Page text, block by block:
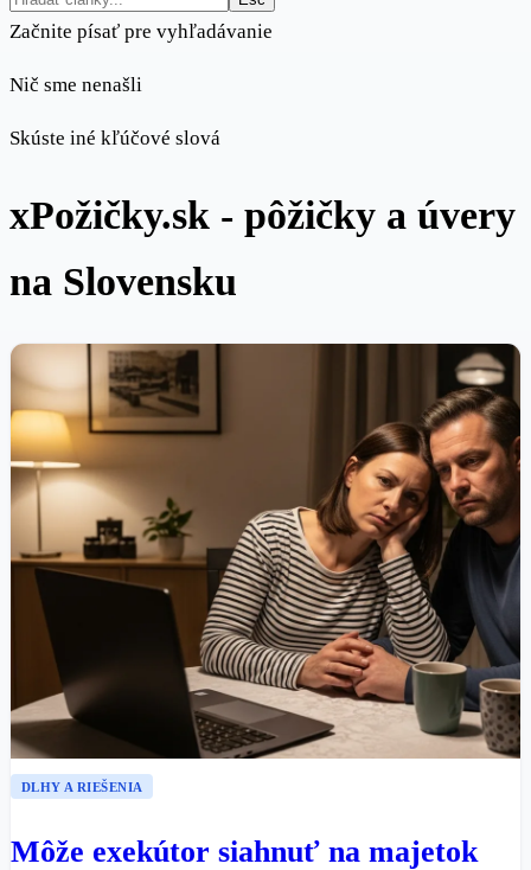
Začnite písať pre vyhľadávanie
Nič sme nenašli
Skúste iné kľúčové slová
xPožičky.sk - pôžičky a úvery
na Slovensku
DLHY A RIEŠENIA
Môže exekútor siahnuť na majetok